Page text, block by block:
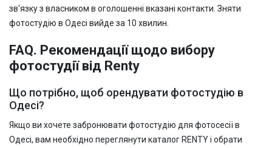
зв'язку з власником в оголошенні вказані контакти. Зняти
фотостудію в Одесі вийде за 10 хвилин.
FAQ. Рекомендації щодо вибору
фотостудії від Renty
Що потрібно, щоб орендувати фотостудію в
Одесі?
Якщо ви хочете забронювати фотостудію для фотосесії в
Одесі, вам необхідно переглянути каталог RENTY і обрати